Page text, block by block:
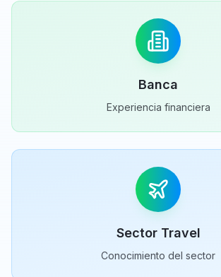
Banca
Experiencia financiera
Sector Travel
Conocimiento del sector